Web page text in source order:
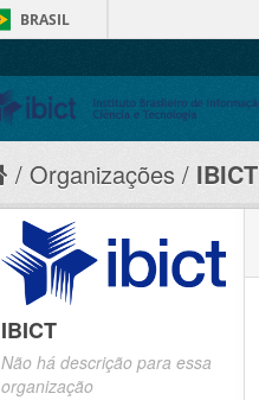
BRASIL
Organizações IBICT
IBICT
Não há descrição para essa
organização